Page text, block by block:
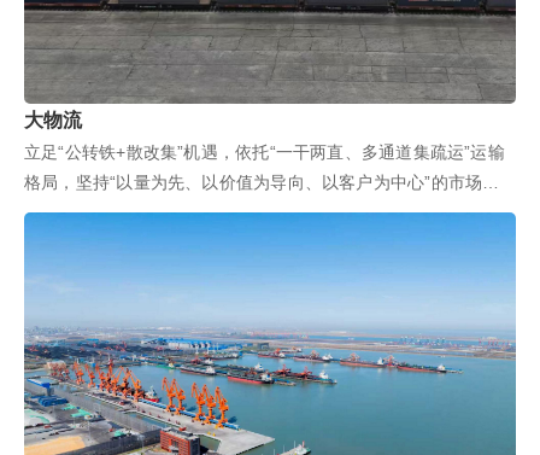
大物流
立足“公转铁+散改集”机遇，依托“一干两直、多通道集疏运”运输
格局，坚持“以量为先、以价值为导向、以客户为中心”的市场化
营销理念，构建“通道+...